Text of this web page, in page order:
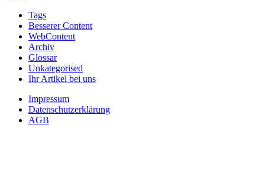
Tags
Besserer Content
WebContent
Archiv
Glossar
Unkategorised
Ihr Artikel bei uns
Impressum
Datenschutzerklärung
AGB